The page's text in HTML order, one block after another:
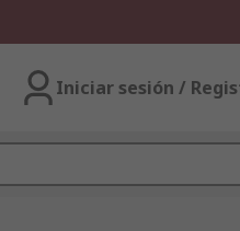
Iniciar sesión /